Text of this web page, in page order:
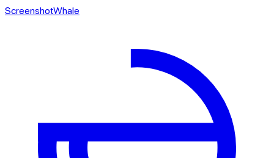
ScreenshotWhale